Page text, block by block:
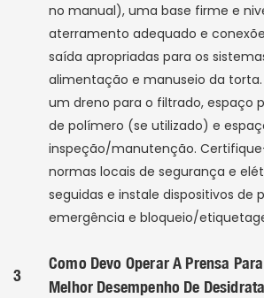
no manual), uma base firme e
aterramento adequado e
saída apropriadas para os
alimentação e manuseio da torta.
um dreno para o filtrado, espaço
de polímero (se utilizado) e
inspeção/manutenção.
normas locais de segurança e
seguidas e instale dispositivos de
emergência e bloqueio/
3
Como Devo Operar A Prensa
Melhor Desempenho De